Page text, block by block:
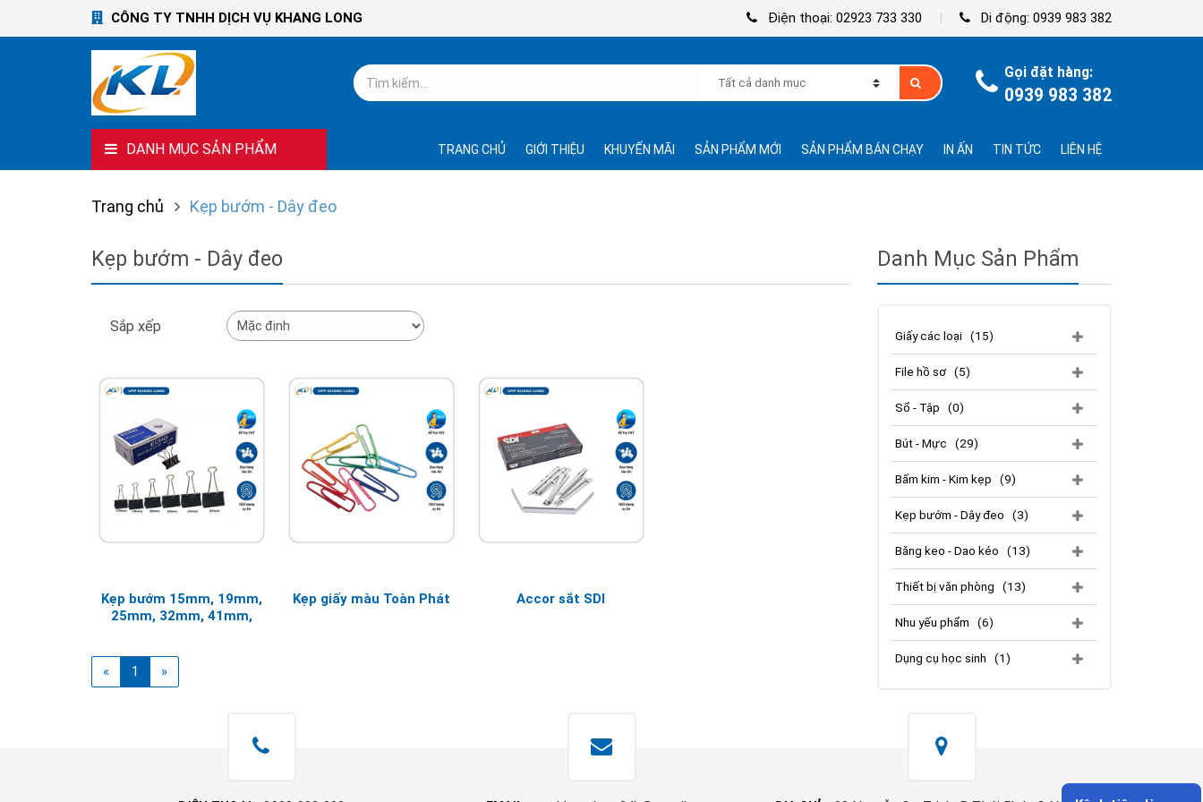
CÔNG TY TNHH DỊCH VỤ KHANG LONG Điện thoại: 02923 733 330 Di động: 0939 983 382
Gọi đặt hàng:
0939 983 382
DANH MỤC SẢN PHẨM TRANG CHỦ GIỚI THIỆU KHUYẾN MÃI SẢN PHẨM MỚI SẢN PHẨM BÁN CHẠY IN ẤN TIN TỨC LIÊN HỆ
Trang chủ Kẹp bướm - Dây đeo
Kẹp bướm - Dây đeo
Sắp xếp
Kẹp bướm 15mm, 19mm,
25mm, 32mm, 41mm,
Kẹp giấy màu Toàn Phát Accor sắt SDI
« 1 (current)
»
Danh Mục Sản Phẩm
Giấy các loại (15)
File hồ sơ (5)
Sổ - Tập (0)
Bút - Mực (29)
Bấm kim - Kim kẹp (9)
Kẹp bướm - Dây đeo (3)
Băng keo - Dao kéo (13)
Thiết bị văn phòng (13)
Nhu yếu phẩm (6)
Dụng cụ học sinh (1)